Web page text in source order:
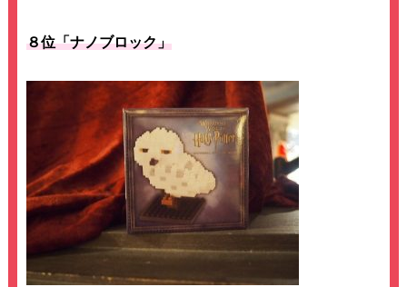
８位「ナノブロック」